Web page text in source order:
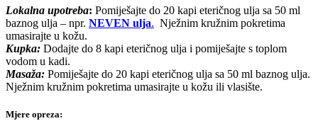
Lokalna upotreba: Pomiješajte do 20 kapi eteričnog ulja sa 50 ml
baznog ulja – npr. NEVEN ulja. Nježnim kružnim pokretima
umasirajte u kožu.
Kupka: Dodajte do 8 kapi eteričnog ulja i pomiješajte s toplom
vodom u kadi.
Masaža: Pomiješajte do 20 kapi eteričnog ulja sa 50 ml baznog ulja.
Nježnim kružnim pokretima umasirajte u kožu ili vlasište.
Mjere opreza: